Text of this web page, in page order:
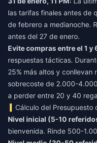
las tarifas finales antes de
de febrero a medianoche.
antes del 27 de enero.
Evite compras entre el 1 y
respuestas tácticas.
25% más altos y conllevan
sobrecoste de 2.000-
a perder entre 20 y 40
Cálculo del Presupuesto
Nivel inicial (5-10
bienvenida. Rinde 500-